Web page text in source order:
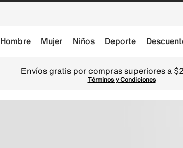
Hombre Mujer Niños Deporte
Envíos gratis por compras superiores a
Términos y Condiciones